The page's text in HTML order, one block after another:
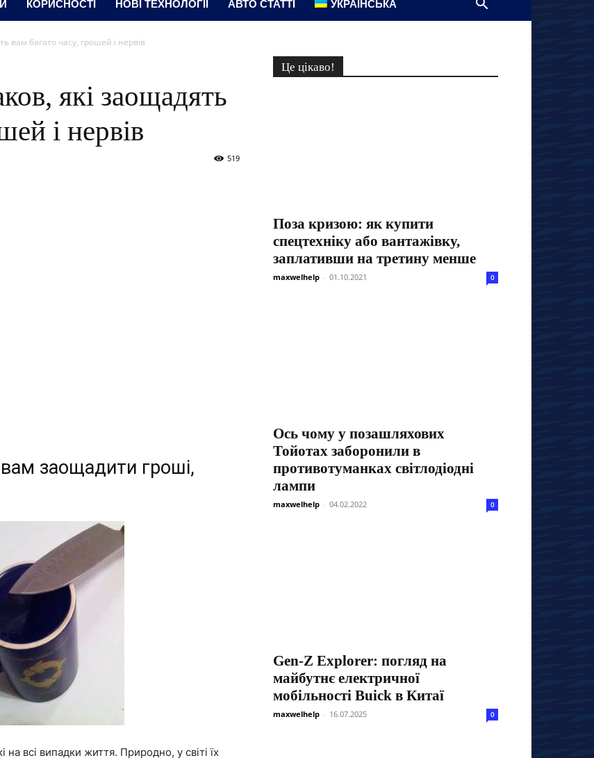
КОРИСНОСТІ НОВІ ТЕХНОЛОГІЇ АВТО СТАТТІ УКРАЇНСЬКА
вам багато часу, грошей і нервів
які заощадять
і нервів
519
заощадити гроші,
на всі випадки життя. Природно, у світі їх
Це цікаво!
Поза кризою: як купити
спецтехніку або вантажівку,
заплативши на третину менше
maxwelhelp - 01.10.2021 0
Ось чому у позашляхових
Тойотах заборонили в
противотуманках світлодіодні
лампи
maxwelhelp - 04.02.2022 0
Gen-Z Explorer: погляд на
майбутнє електричної
мобільності Buick в Китаї
maxwelhelp - 16.07.2025 0